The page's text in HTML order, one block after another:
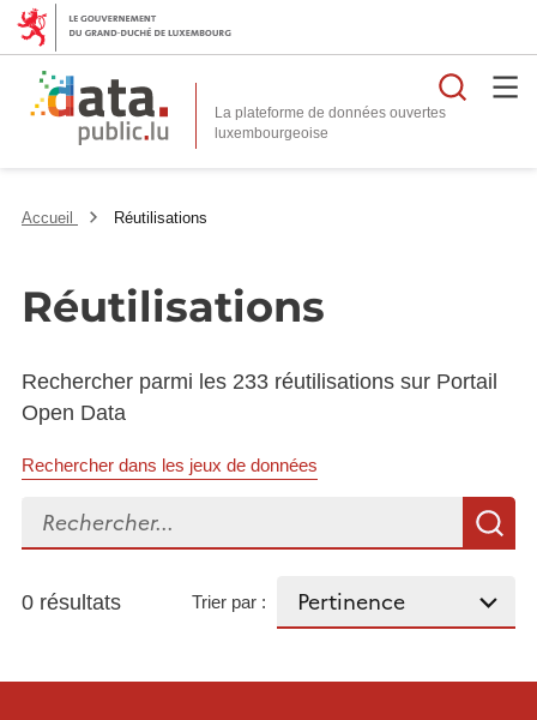
La plateforme de données ouvertes
Accueil Réutilisations
Réutilisations
Rechercher parmi les 233 réutilisations sur Portail
Open Data
Rechercher dans les jeux de données
Rechercher...
0 résultats Trier par :